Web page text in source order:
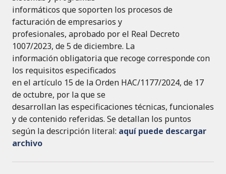
informáticos que soporten los procesos de
facturación de empresarios y
profesionales, aprobado por el Real Decreto
1007/2023, de 5 de diciembre. La
información obligatoria que recoge corresponde con
los requisitos especificados
en el artículo 15 de la Orden HAC/1177/2024, de 17
de octubre, por la que se
desarrollan las especificaciones técnicas, funcionales
y de contenido referidas. Se detallan los puntos
según la descripción literal: aquí puede descargar
archivo